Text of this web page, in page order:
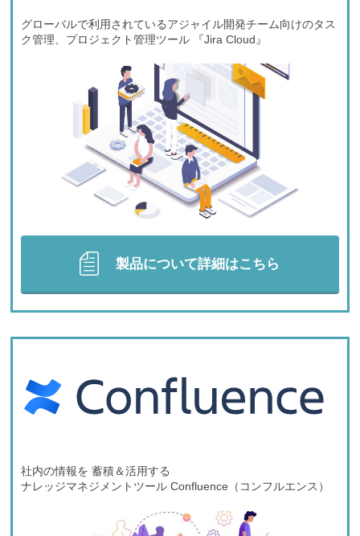
グローバルで利用されているアジャイル開発チーム向けのタス
ク管理、プロジェクト管理ツール 『Jira Cloud』
製品について詳細はこちら
社内の情報を 蓄積＆活用する
ナレッジマネジメントツール Confluence（コンフルエンス）